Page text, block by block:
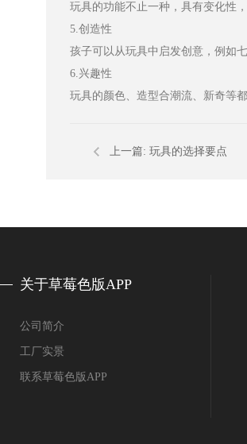
玩具的功能不止一种，具有变化性
5.创造性
孩子可以从玩具中启发创意，例如七
6.兴趣性
玩具的颜色、造型合潮流、新奇等
上一篇: 玩具的选择要点
关于草莓色版APP
公司简介
工厂实景
联系草莓色版APP